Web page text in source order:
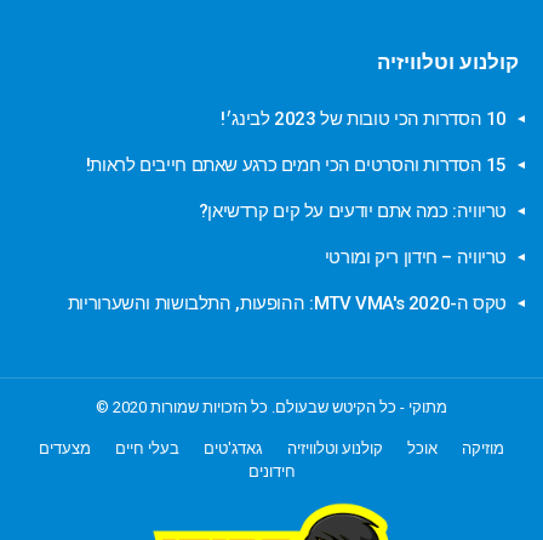
קולנוע וטלוויזיה
10 הסדרות הכי טובות של 2023 לבינג׳!
15 הסדרות והסרטים הכי חמים כרגע שאתם חייבים לראות!
טריוויה: כמה אתם יודעים על קים קרדשיאן?
טריוויה – חידון ריק ומורטי
טקס ה-MTV VMA's 2020: ההופעות, התלבושות והשערוריות
מתוקי - כל הקיטש שבעולם. כל הזכויות שמורות 2020 ©
מוזיקה אוכל קולנוע וטלוויזיה גאדג'טים בעלי חיים
מצעדים
חידונים